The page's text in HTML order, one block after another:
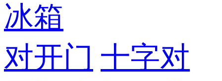
冰箱
对开门 十字对